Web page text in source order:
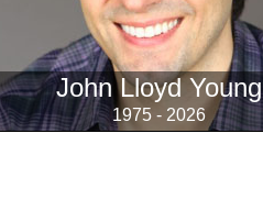
John Lloyd Young
1975 - 2026